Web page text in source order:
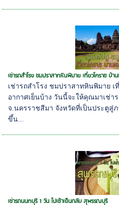
เช่ารถสำโรง ชมปราสาทหินพิมาย เที่ยวโคราช บ้าน
เช่ารถสำโรง ชมปราสาทหินพิมาย เ
อากาศเย็นบ้าง วันนี้จะให้คุณมาเช่า
จ.นครราชสีมา จังหวัดที่เป็นประตูสู่
ขึ้น...
เช่ารถนนทบุรี 1 วัน ไปเช้าเย็นกลับ สุพรรณบุรี